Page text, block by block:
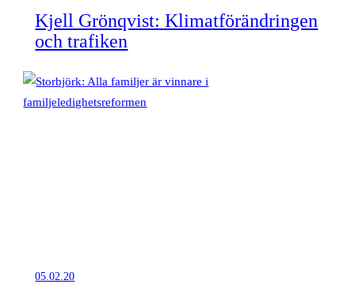
Kjell Grönqvist: Klimatförändringen
och trafiken
05.02.20